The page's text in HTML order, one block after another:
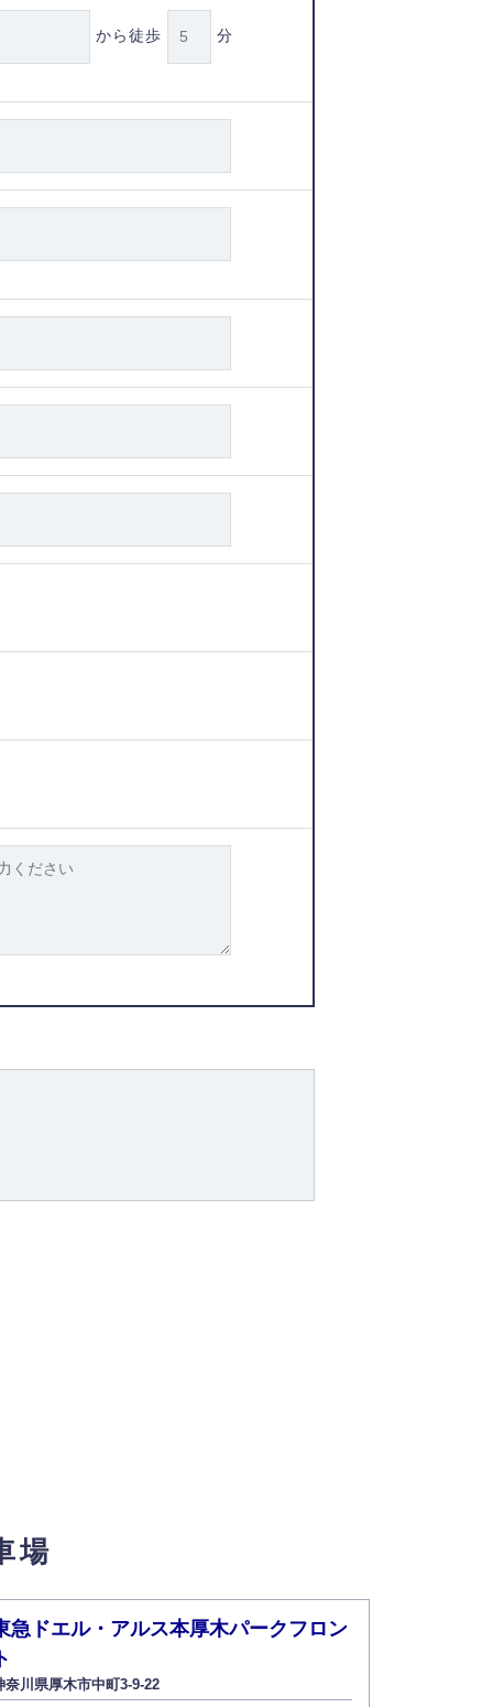
から徒歩 分
。
合は開示いたしません）。
場
急ドエル・アルス本厚木パークフロン
ト
奈川県厚木市中町3-9-22